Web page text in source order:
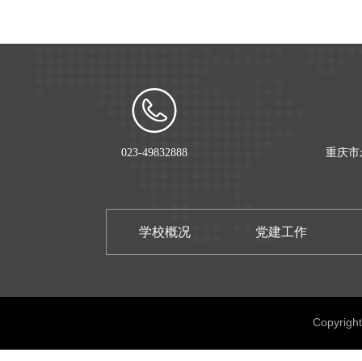
023-49832888 重庆市
学校概况 党建工作